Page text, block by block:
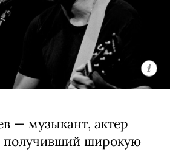
Павла Артемьева в
«Премьере»
новый мини-
— самый